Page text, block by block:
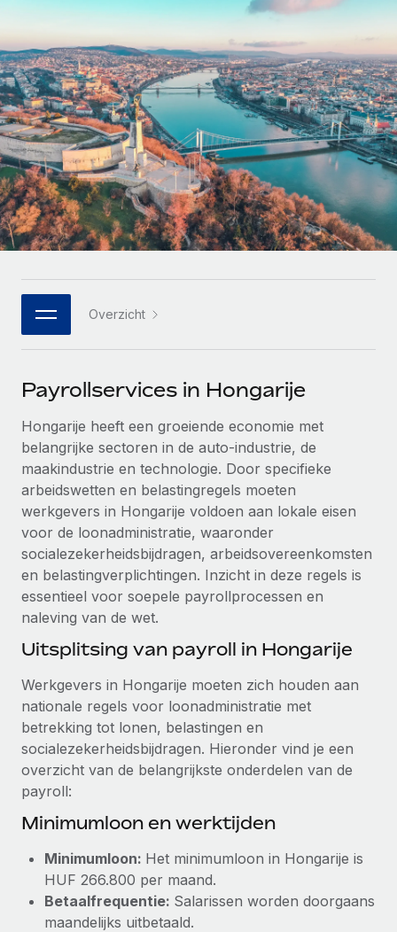
Zzp'ers internationaal onboarden en beheren
PEO
Ingewikkelde HR-taken eenvoudig uitbesteden
INFRASTRUCTUUR
Remote Embedded
HR naadloos in workflows integreren
Platform
Ingebouwde essentiële HR-functies voor je team
Integraties
DIENSTEN
Vraag een expert
Krijg hulp van global HR- en juridische experts
Achtergrondonderzoek
Vereenvoudig het screeningsproces van
kandidaten
Compliance Watchtower
Blijf compliance-risico's voor
Apparaatbeheer
Lever en track wereldwijd IT-middelen
Entiteiten oprichten
Stel snel compliant entiteiten op
Mobiliteit en overplaatsing
Plaats werknemers moeiteloos over
Secundaire arbeidsvoorwaarden
beheren
GROEIFASE
Start-ups
Flexibele global HR en payroll solutions voor groeiende
bedrijven
Mid-market
Teams uitbreiden met HR solutions op maat
Enterprise
Global HR voor grote bedrijven
WERK MET ONS SAMEN
Strategische technologiepartners
Een partner worden
Ontdek hoe je met ons kunt samenwerken
Remote Build
Binnenkort beschikbaar
Integraties en advies over AI-automatiseringen
CASESTUDY'S
Hoe AI-pionier Weaviate zijn team met 120%
liet groeien met Remote
Weaviate in één oogopslag Weaviate bouwt open source,
AI-first infrastructuur. De missie van het...
Meer informatie
Reverse Tech's strategische samenwerking
met Remote voor contractor management en
payroll
Reverse Tech in een oogopslag Reverse Tech, een start-
Betalingscalculator voor zzp'ers
internationale zzp'ers
LEREN MET REMOTE
Onderzoek en gidsen
Casestudy's
HR-woordenlijst
Checklists en templates
Webinars
Newsroom
Inzicht in salaris en talent
Inzichtencentrum
Support
Alle bronnen bekijken
BLOG
Global Payroll
Contractor Management
Belastingen
Naar de blog
BLOG
Productupdates van Remote: Gusto- en Xero-
integraties en Contractor Management Plus
Het blijft de missie van Remote om alle soorten bedrijven
Français
Deutsch
Español
Italiano
Português (Portugal)
日本語
한국어
Overzicht
Payrollservices in Hongarije
Hongarije heeft een groeiende economie met
belangrijke sectoren in de auto-industrie, de
maakindustrie en technologie. Door specifieke
arbeidswetten en belastingregels moeten
werkgevers in Hongarije voldoen aan lokale eisen
voor de loonadministratie, waaronder
socialezekerheidsbijdragen, arbeidsovereenkomsten
en belastingverplichtingen. Inzicht in deze regels is
essentieel voor soepele payrollprocessen en
naleving van de wet.
Uitsplitsing van payroll in Hongarije
Werkgevers in Hongarije moeten zich houden aan
nationale regels voor loonadministratie met
betrekking tot lonen, belastingen en
socialezekerheidsbijdragen. Hieronder vind je een
overzicht van de belangrijkste onderdelen van de
payroll:
Minimumloon en werktijden
Minimumloon: Het minimumloon in Hongarije is
HUF 266.800 per maand.
Betaalfrequentie: Salarissen worden doorgaans
maandelijks uitbetaald.